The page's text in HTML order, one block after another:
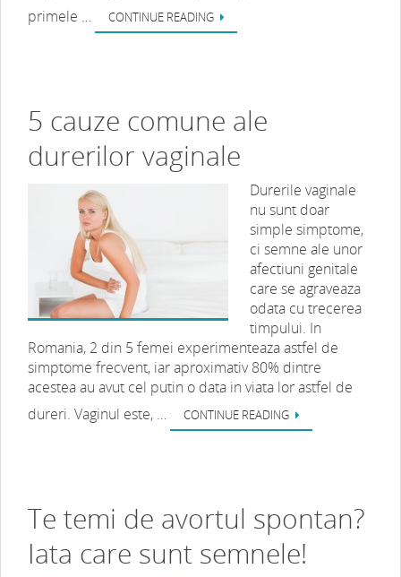
primele …
CONTINUE READING
5 cauze comune ale
durerilor vaginale
Durerile vaginale
nu sunt doar
simple simptome,
ci semne ale unor
afectiuni genitale
care se agraveaza
odata cu trecerea
timpului. In
Romania, 2 din 5 femei experimenteaza astfel de
simptome frecvent, iar aproximativ 80% dintre
acestea au avut cel putin o data in viata lor astfel de
dureri. Vaginul este, …
CONTINUE READING
Te temi de avortul spontan?
Iata care sunt semnele!